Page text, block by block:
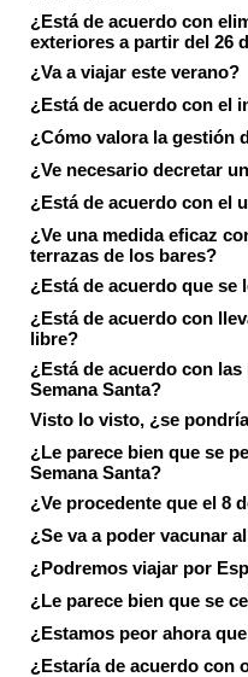
¿Está de acuerdo con
exteriores a partir del 26
¿Va a viajar este verano?
¿Está de acuerdo con el
¿Cómo valora la gestión
¿Ve necesario decretar
¿Está de acuerdo con el
¿Ve una medida eficaz
terrazas de los bares?
¿Está de acuerdo que se
¿Está de acuerdo con
libre?
¿Está de acuerdo con
Semana Santa?
Visto lo visto, ¿se
¿Le parece bien que se
Semana Santa?
¿Ve procedente que el 8
¿Se va a poder vacunar
¿Podremos viajar por
¿Le parece bien que se
¿Estamos peor ahora
¿Estaría de acuerdo con